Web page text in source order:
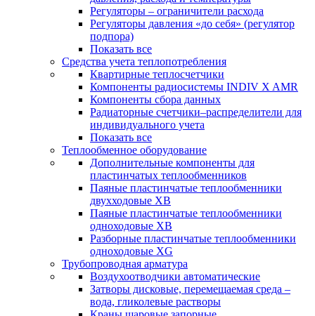
Регуляторы – ограничители расхода
Регуляторы давления «до себя» (регулятор
подпора)
Показать все
Средства учета теплопотребления
Квартирные теплосчетчики
Компоненты радиосистемы INDIV X AMR
Компоненты сбора данных
Радиаторные счетчики–распределители для
индивидуального учета
Показать все
Теплообменное оборудование
Дополнительные компоненты для
пластинчатых теплообменников
Паяные пластинчатые теплообменники
двухходовые XB
Паяные пластинчатые теплообменники
одноходовые ХВ
Разборные пластинчатые теплообменники
одноходовые ХG
Трубопроводная арматура
Воздухоотводчики автоматические
Затворы дисковые, перемещаемая среда –
вода, гликолевые растворы